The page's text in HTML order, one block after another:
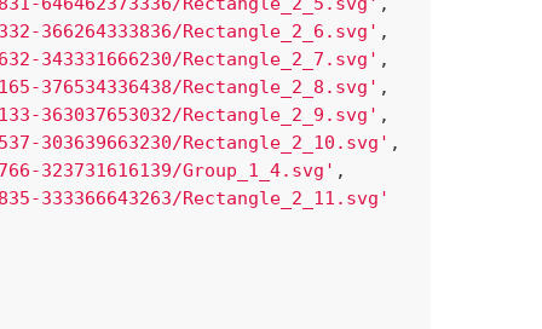
Rectangle_2_6.svg' ,
Rectangle_2_7.svg' ,
Rectangle_2_8.svg' ,
Rectangle_2_9.svg' ,
Rectangle_2_10.svg' ,
Group_1_4.svg' ,
Rectangle_2_11.svg'